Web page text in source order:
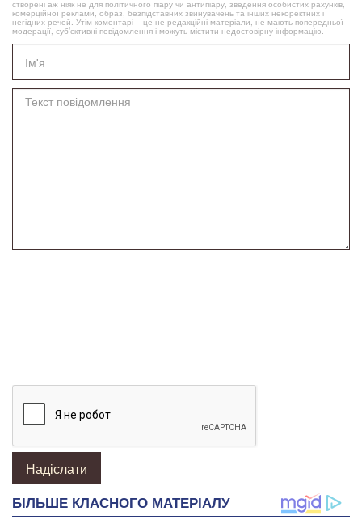
створені аж ніяк не для політичного піару чи антипіару, зведення особистих рахунків,
комерційної реклами, образ, безпідставних звинувачень та інших некоректних і
негідних речей. Утім коментарі – це не редакційні матеріали, не мають попередньої
модерації, суб’єктивні повідомлення і можуть містити недостовірну інформацію.